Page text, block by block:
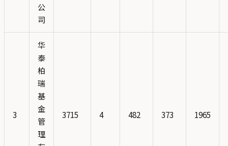
公
司
3
华
泰
柏
瑞
基
金
管
理
3715 4 482 373 1965